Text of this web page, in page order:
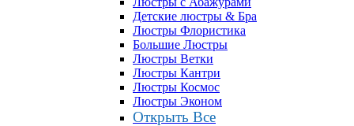
Детские люстры & Бра
Люстры Флористика
Большие Люстры
Люстры Ветки
Люстры Кантри
Люстры Космос
Люстры Эконом
Открыть Все